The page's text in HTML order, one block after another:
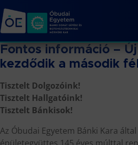
Fontos információ –
kezdődik a második
Tisztelt Dolgozóink!
Tisztelt Hallgatóink!
Tisztelt Bánkisok!
Az Óbudai Egyetem Bánki Kara